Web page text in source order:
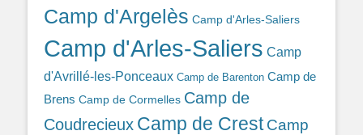
Camp d'Argelès Camp d'Arles-Saliers
Camp d'Arles-Saliers Camp
d'Avrillé-les-Ponceaux Camp de Barenton Camp de
Brens Camp de Cormelles Camp de
Coudrecieux Camp de Crest Camp